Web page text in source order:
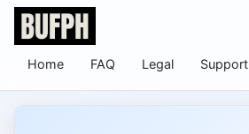
Home FAQ Legal Support